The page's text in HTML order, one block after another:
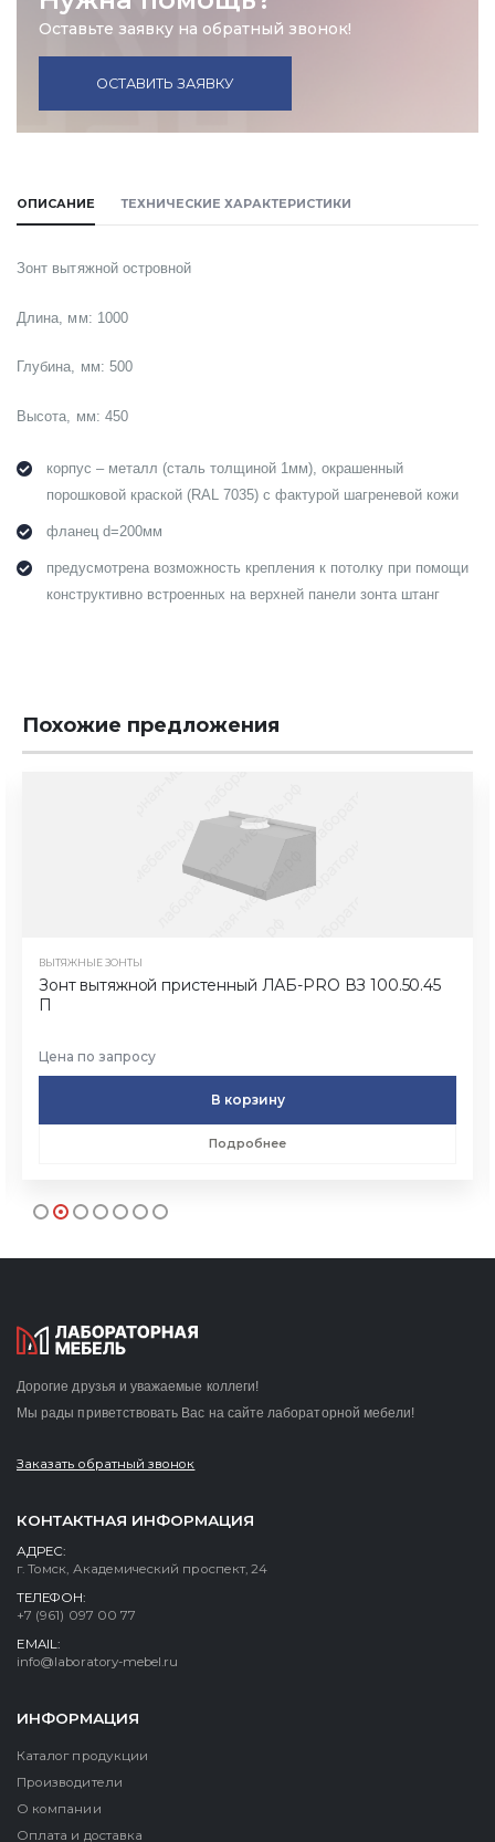
Оставьте заявку на обратный звонок!
ОСТАВИТЬ ЗАЯВКУ
ОПИСАНИЕ ТЕХНИЧЕСКИЕ ХАРАКТЕРИСТИКИ
Зонт вытяжной островной
Длина, мм: 1000
Глубина, мм: 500
Высота, мм: 450
корпус – металл (сталь толщиной 1мм), окрашенный
порошковой краской (RAL 7035) с фактурой шагреневой кожи
фланец d=200мм
предусмотрена возможность крепления к потолку при помощи
конструктивно встроенных на верхней панели зонта штанг
Похожие предложения
ВЫТЯЖНЫЕ ЗОНТЫ
Зонт вытяжной пристенный ЛАБ-PRO ВЗ 100.50.45
П
Цена по запросу
В корзину
Подробнее
Дорогие друзья и уважаемые коллеги!
Мы рады приветствовать Вас на сайте лабораторной мебели!
Заказать обратный звонок
КОНТАКТНАЯ ИНФОРМАЦИЯ
АДРЕС:
г. Томск, Академический проспект, 24
ТЕЛЕФОН:
+7 (961) 097 00 77
EMAIL:
info@laboratory-mebel.ru
ИНФОРМАЦИЯ
Каталог продукции
Производители
О компании
Оплата и доставка